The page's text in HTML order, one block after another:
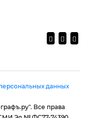
данных
Все права